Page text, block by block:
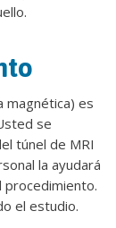
magnética) es
se
túnel de MRI
la ayudará
procedimiento.
el estudio.